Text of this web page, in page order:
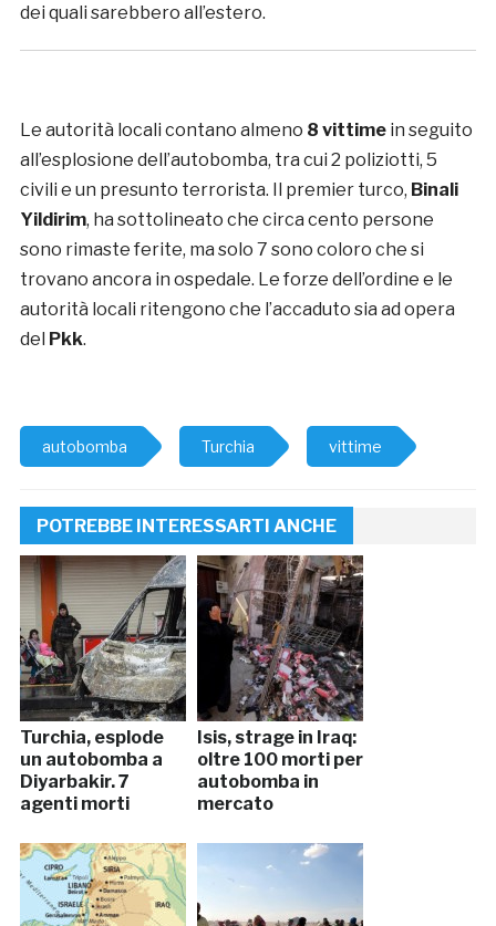
dei quali sarebbero all’estero.
Le autorità locali contano almeno 8 vittimein seguito
all’esplosione dell’autobomba, tra cui 2 poliziotti, 5
civili e un presunto terrorista. Il premier turco, Binali
Yildirim, ha sottolineato che circa cento persone
sono rimaste ferite, ma solo 7 sono coloro che si
trovano ancora in ospedale. Le forze dell’ordine e le
autorità locali ritengono che l’accaduto sia ad opera
del Pkk.
autobomba Turchia vittime
POTREBBE INTERESSARTI ANCHE
Turchia, esplode
un autobomba a
Diyarbakir. 7
agenti morti
Isis, strage in Iraq:
oltre 100 morti per
autobomba in
mercato